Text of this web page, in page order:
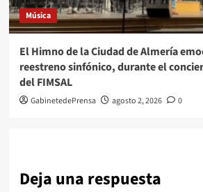
Música
El Himno de la Ciudad de Almería
reestreno sinfónico, durante el
del FIMSAL
GabinetedePrensa agosto 2, 2026 0
Deja una respuesta